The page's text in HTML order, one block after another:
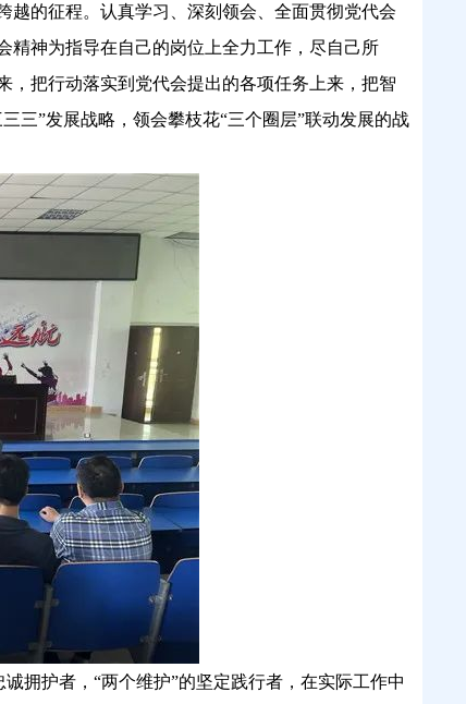
越的征程。认真学习、深刻领会、全面贯彻党代会
精神为指导在自己的岗位上全力工作，尽自己所
，把行动落实到党代会提出的各项任务上来，把智
三三”发展战略，领会攀枝花“三个圈层”联动发展的战
诚拥护者，“两个维护”的坚定践行者，在实际工作中